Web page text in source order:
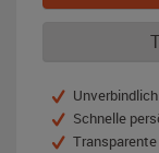
Schnelle